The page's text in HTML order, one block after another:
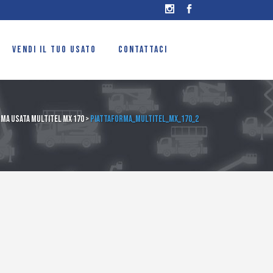
VENDI IL TUO USATO CONTATTACI
usata Multitel MX 170>Piattaforma_Multitel_MX_170_2